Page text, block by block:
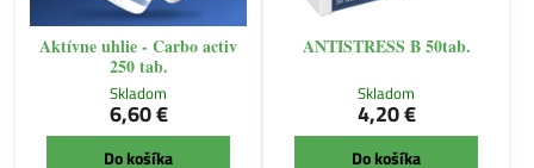
Aktívne uhlie - Carbo activ
250 tab.
Skladom
6,60 €
Do košíka
ANTISTRESS B 50tab.
Skladom
4,20 €
Do košíka